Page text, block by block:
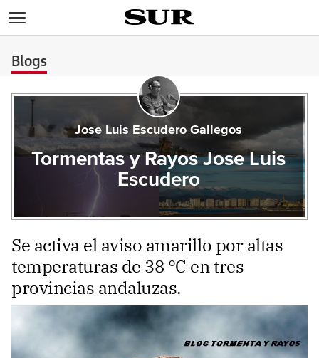
Blogs
Jose Luis Escudero Gallegos
Tormentas y Rayos Jose Luis
Escudero
Se activa el aviso amarillo por altas
temperaturas de 38 °C en tres
provincias andaluzas.